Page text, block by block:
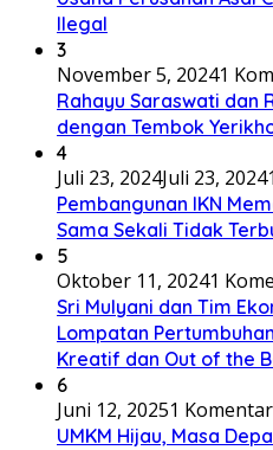
Ilegal
3
November 5, 20241
Rahayu Saraswati dan
dengan Tembok
4
Juli 23, 2024Juli 23, 2024
Pembangunan IKN
Sama Sekali Tidak
5
Oktober 11, 20241
Sri Mulyani dan Tim
Lompatan
Kreatif dan Out of the
6
Juni 12, 20251 Komentar
UMKM Hijau, Masa